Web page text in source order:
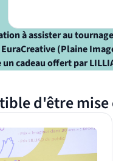
à assister au
(Plaine
cadeau offert par
d'être